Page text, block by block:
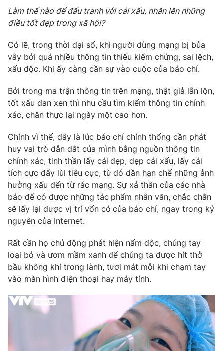
Làm thế nào để đấu tranh với cái xấu, nhân lên những
điều tốt đẹp trong xã hội?
Có lẽ, trong thời đại số, khi người dùng mạng bị bủa
vây bởi quá nhiều thông tin thiếu kiểm chứng, sai lệch,
xấu độc. Khi ấy càng cần sự vào cuộc của báo chí.
Bởi trong ma trận thông tin trên mạng, thật giả lẫn lộn,
tốt xấu đan xen thì nhu cầu tìm kiếm thông tin chính
xác, chân thực lại ngày một cao hơn.
Chính vì thế, đây là lúc báo chí chính thống cần phát
huy vai trò dẫn dắt của mình bằng nguồn thông tin
chính xác, tinh thần lấy cái đẹp, dẹp cái xấu, lấy cái
tích cực đẩy lùi tiêu cực, từ đó dần hạn chế những ảnh
hưởng xấu đến từ rác mạng. Sự xả thân của các nhà
báo để có được những tác phẩm nhân văn, chắc chắn
sẽ lấy lại được vị trí vốn có của báo chí, ngay trong kỷ
nguyên của Internet.
Rất cần họ chủ động phát hiện nấm độc, chúng tay
loại bỏ và ươm mầm xanh để chúng ta được hít thở
bầu không khí trong lành, tươi mát mỗi khi chạm tay
vào màn hình điện thoại hay máy tính.